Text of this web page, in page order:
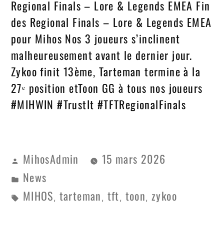
Regional Finals – Lore & Legends EMEA Fin
des Regional Finals – Lore & Legends EMEA
pour Mihos Nos 3 joueurs s’inclinent
malheureusement avant le dernier jour.
Zykoo finit 13ème, Tarteman termine à la
27ᵉ position etToon GG à tous nos joueurs
#MIHWIN #TrustIt #TFTRegionalFinals
MihosAdmin
15 mars 2026
News
MIHOS, tarteman , tft, toon,zykoo